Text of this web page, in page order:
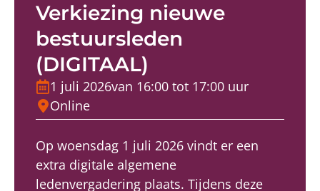
Verkiezing nieuwe
bestuursleden
(DIGITAAL)
1 juli 2026van 16:00 tot 17:00 uur
Online
Op woensdag 1 juli 2026 vindt er een
extra digitale algemene
ledenvergadering plaats. Tijdens deze